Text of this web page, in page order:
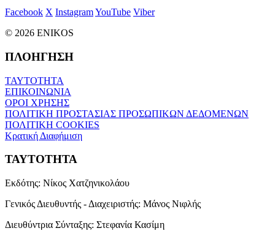
Facebook X InstagramYouTube Viber
© 2026 ENIKOS
ΠΛΟΗΓΗΣΗ
ΤΑΥΤΟΤΗΤΑ
ΕΠΙΚΟΙΝΩΝΙΑ
ΟΡΟΙ ΧΡΗΣΗΣ
ΠΟΛΙΤΙΚΗ ΠΡΟΣΤΑΣΙΑΣ ΠΡΟΣΩΠΙΚΩΝ ΔΕΔΟΜΕΝΩΝ
ΠΟΛΙΤΙΚΗ COOKIES
Κρατική Διαφήμιση
ΤΑΥΤΟΤΗΤΑ
Εκδότης: Νίκος Χατζηνικολάου
Γενικός Διευθυντής - Διαχειριστής: Μάνος Νιφλής
Διευθύντρια Σύνταξης: Στεφανία Κασίμη